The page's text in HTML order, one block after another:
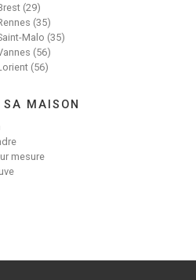
(29)
(35)
Malo (35)
(56)
(56)
SA MAISON
mesure